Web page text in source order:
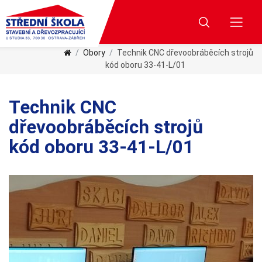
Obory
Technik CNC dřevoobráběcích strojů
kód oboru 33-41-L/01
Technik CNC
dřevoobráběcích strojů
kód oboru 33-41-L/01